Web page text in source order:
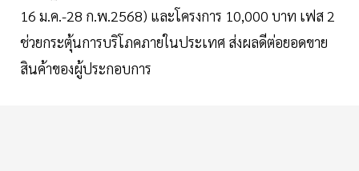
16 ม.ค.-28 ก.พ.2568) และโครงการ 10,000 บาท เฟส 2
ช่วยกระตุ้นการบริโภคภายในประเทศ ส่งผลดีต่อยอดขาย
สินค้าของผู้ประกอบการ